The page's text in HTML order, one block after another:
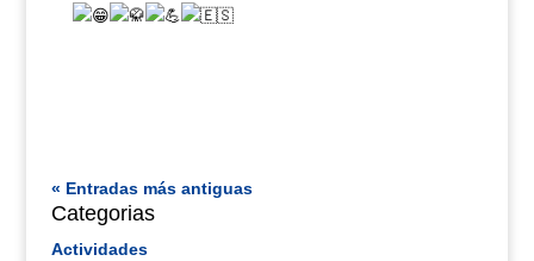
« Entradas más antiguas
Categorias
Actividades